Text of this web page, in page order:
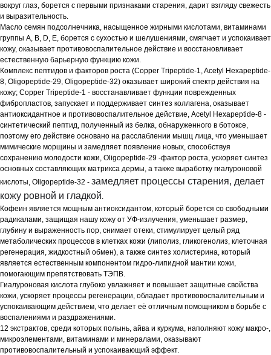
вокруг глаз, борется с первыми признаками старения, дарит взгляду свежесть
и выразительность.
Масло семян подсолнечника, насыщенное жирными кислотами, витаминами
группы A, B, D, E, борется с сухостью и шелушениями, смягчает и успокаивает
кожу, оказывает противовоспалительное действие и восстановливает
естественную барьерную функцию кожи.
Комплекс пептидов и факторов роста (Copper Tripeptide-1, Acetyl Hexapeptide-
8, Oligopeptide-29, Oligopeptide-32) оказывает широкий спектр действия на
кожу; Copper Tripeptide-1 - восстанавливает функции поврежденных
фибропластов, запускает и поддерживает синтез коллагена, оказывает
антиоксидантное и противовоспалительное действие, Acetyl Hexapeptide-8 -
синтетический пептид, полученный из белка, обнаруженного в ботоксе,
поэтому его действие основано на расслаблении мышц лица, что уменьшает
мимические морщины и замедляет появление новых, способствуя
сохранению молодости кожи, Oligopeptide-29 -фактор роста, ускоряет синтез
основных составляющих матрикса дермы, а также выработку гиалуроновой
кислоты, Oligopeptide-32 - замедляет процессы старения, делает
кожу ровной и гладкой
Кофеин является мощным антиоксидантом, который борется со свободными
радикалами, защищая нашу кожу от УФ-излучения, уменьшает размер,
глубину и выраженность пор, снимает отеки, стимулирует целый ряд
метаболических процессов в клетках кожи (липолиз, гликогенолиз, клеточная
регенерация, жидкостный обмен), а также синтез холистерина, который
является естественным компонентом гидро-липидной мантии кожи,
помогающим препятствовать ТЭПВ.
Гиалуроновая кислота глубоко увлажняет и повышает защитные свойства
кожи, ускоряет процессы регенерации, обладает противовоспалительным и
успокаивающим действием, что делает её отличным помощником в борьбе с
воспалениями и раздражениями.
12 экстрактов, среди которых полынь, айва и куркума, наполняют кожу макро-,
микроэлементами, витаминами и минералами, оказывают
противовоспалительный и успокаивающий эффект.